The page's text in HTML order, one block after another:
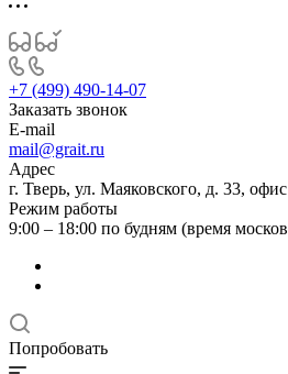
+7 (499) 490-14-07
Заказать звонок
E-mail
mail@grait.ru
Адрес
г. Тверь, ул. Маяковского, д. 33,
Режим работы
9:00 – 18:00 по будням (время
Попробовать